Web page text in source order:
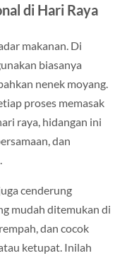
di Hari Raya
makanan. Di
biasanya
nenek moyang.
proses memasak
raya, hidangan ini
dan
cenderung
mudah ditemukan di
dan cocok
ketupat. Inilah